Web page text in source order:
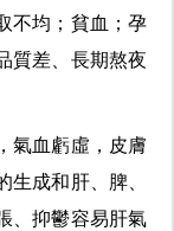
不均；貧血；孕
質差、長期熬夜
氣血虧虛，皮膚
成和肝、脾、
、抑鬱容易肝氣